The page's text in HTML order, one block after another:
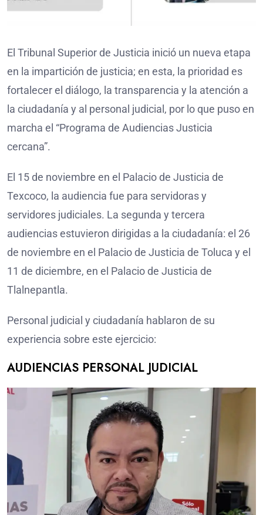
El Tribunal Superior de Justicia inició un nueva etapa
en la impartición de justicia; en esta, la prioridad es
fortalecer el diálogo, la transparencia y la atención a
la ciudadanía y al personal judicial, por lo que puso en
marcha el “Programa de Audiencias Justicia
cercana”.
El 15 de noviembre en el Palacio de Justicia de
Texcoco, la audiencia fue para servidoras y
servidores judiciales. La segunda y tercera
audiencias estuvieron dirigidas a la ciudadanía: el 26
de noviembre en el Palacio de Justicia de Toluca y el
11 de diciembre, en el Palacio de Justicia de
Tlalnepantla.
Personal judicial y ciudadanía hablaron de su
experiencia sobre este ejercicio:
AUDIENCIAS PERSONAL JUDICIAL